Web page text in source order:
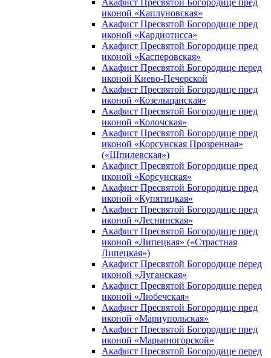
Акафист Пресвятой Богородице пред
иконой «Каплуновская»
Акафист Пресвятой Богородице пред
иконой «Кардиотисса»
Акафист Пресвятой Богородице пред
иконой «Касперовская»
Акафист Пресвятой Богородице перед
иконой Киево-Печерской
Акафист Пресвятой Богородице пред
иконой «Козельщанская»
Акафист Пресвятой Богородице пред
иконой «Колочская»
Акафист Пресвятой Богородице пред
иконой «Корсунская Прозренная»
(«Шпилевская»)
Акафист Пресвятой Богородице пред
иконой «Корсунская»
Акафист Пресвятой Богородице пред
иконой «Купятицкая»
Акафист Пресвятой Богородице пред
иконой «Леснинская»
Акафист Пресвятой Богородице пред
иконой «Липецкая» («Страстная
Липецкая»)
Акафист Пресвятой Богородице перед
иконой «Луганская»
Акафист Пресвятой Богородице перед
иконой «Любечская»
Акафист Пресвятой Богородице пред
иконой «Мариупольская»
Акафист Пресвятой Богородице пред
иконой «Марьиногорской»
Акафист Пресвятой Богородице перед